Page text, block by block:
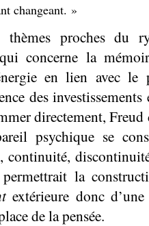
changeant. »
thèmes proches du
concerne la
en lien avec
des
directement,
psychique se
continuité,
la
extérieure donc
de la pensée.